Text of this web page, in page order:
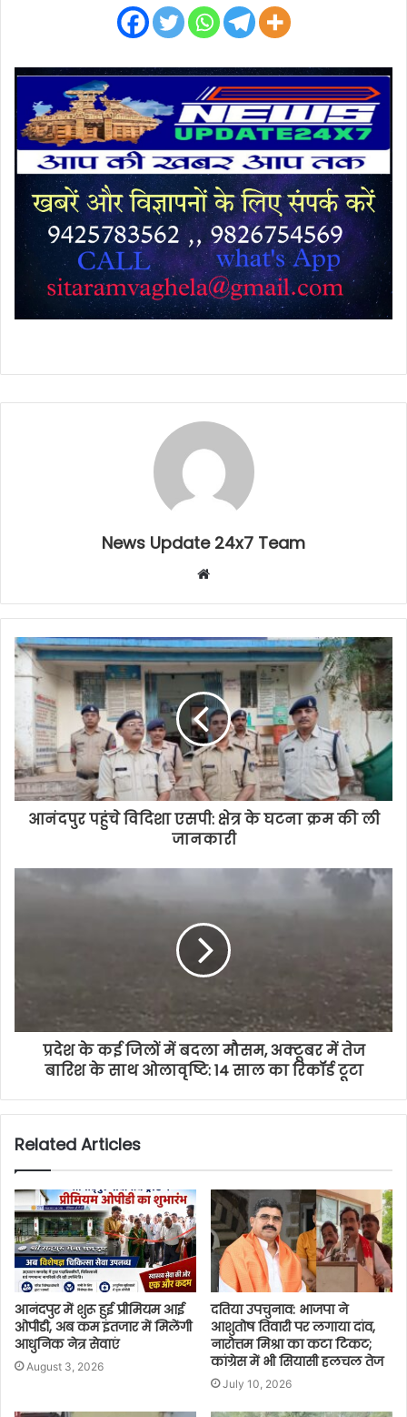
News Update 24x7 Team
Website
आनंदपुर पहुंचे विदिशा एसपी: क्षेत्र के घटना क्रम की ली
जानकारी
प्रदेश के कई जिलों में बदला मौसम, अक्टूबर में तेज
बारिश के साथ ओलावृष्टि: 14 साल का रिकॉर्ड टूटा
Related Articles
आनंदपुर में शुरू हुई प्रीमियम आई
ओपीडी, अब कम इंतजार में मिलेंगी
आधुनिक नेत्र सेवाएं
August 3, 2026
दतिया उपचुनाव: भाजपा ने
आशुतोष तिवारी पर लगाया दांव,
नारोत्तम मिश्रा का कटा टिकट;
कांग्रेस में भी सियासी हलचल तेज
July 10, 2026